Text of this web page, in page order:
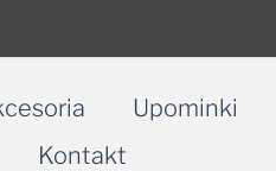
Upominki
Kontakt